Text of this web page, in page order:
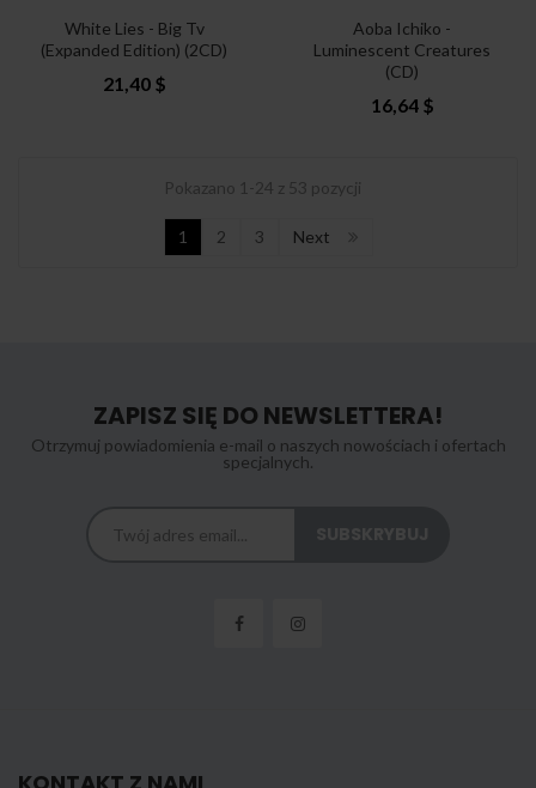
White Lies - Big Tv
(Expanded Edition) (2CD)
21,40 $
Aoba Ichiko -
Luminescent Creatures
(CD)
16,64 $
Pokazano 1-24 z 53 pozycji
1 2 3 Next
ZAPISZ SIĘ DO NEWSLETTERA!
Otrzymuj powiadomienia e-mail o naszych nowościach i ofertach
specjalnych.